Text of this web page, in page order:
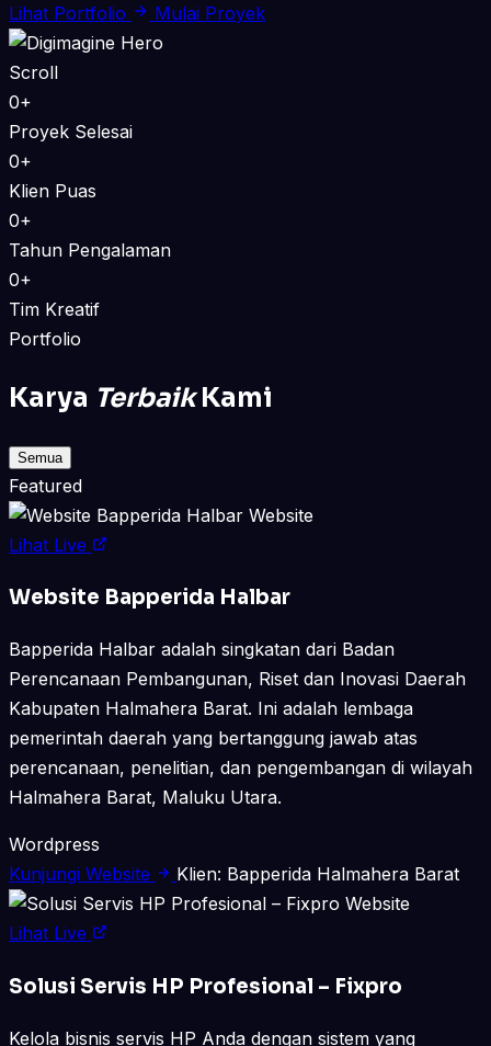
Lihat Portfolio Mulai Proyek
Scroll
0+
Proyek Selesai
0+
Klien Puas
0+
Tahun Pengalaman
0+
Tim Kreatif
Portfolio
Karya TerbaikKami
Semua
Featured
Website
Lihat Live
Website Bapperida Halbar
Bapperida Halbar adalah singkatan dari Badan
Perencanaan Pembangunan, Riset dan Inovasi Daerah
Kabupaten Halmahera Barat. Ini adalah lembaga
pemerintah daerah yang bertanggung jawab atas
perencanaan, penelitian, dan pengembangan di wilayah
Halmahera Barat, Maluku Utara.
Wordpress
Kunjungi Website
Klien: Bapperida Halmahera Barat
Website
Lihat Live
Solusi Servis HP Profesional – Fixpro
Kelola bisnis servis HP Anda dengan sistem yang